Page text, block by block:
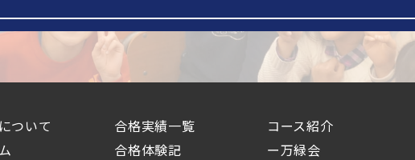
ついて
合格実績一覧
合格体験記
コース紹介
ー万緑会